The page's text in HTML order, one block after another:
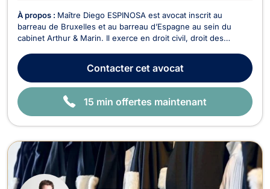
À propos : Maître Diego ESPINOSA est avocat inscrit au
barreau de Bruxelles et au barreau d’Espagne au sein du
cabinet Arthur & Marin. Il exerce en droit civil, droit des
numérique, ainsi qu'en droit douanier. Trilingue en espagnol,
français et anglais, Maître ESPINOSA acc...
Contactercet avocat
15 min offertes maintenant